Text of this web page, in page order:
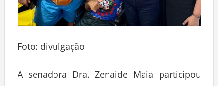
Foto: divulgação
A senadora Dra. Zenaide Maia participou